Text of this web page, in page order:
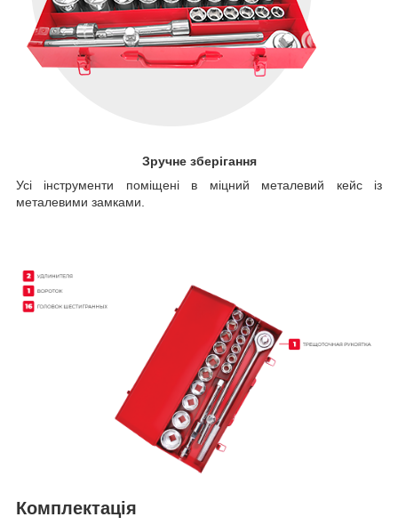
Зручне зберігання
Усі інструменти поміщені в міцний металевий кейс із
металевими замками.
Комплектація